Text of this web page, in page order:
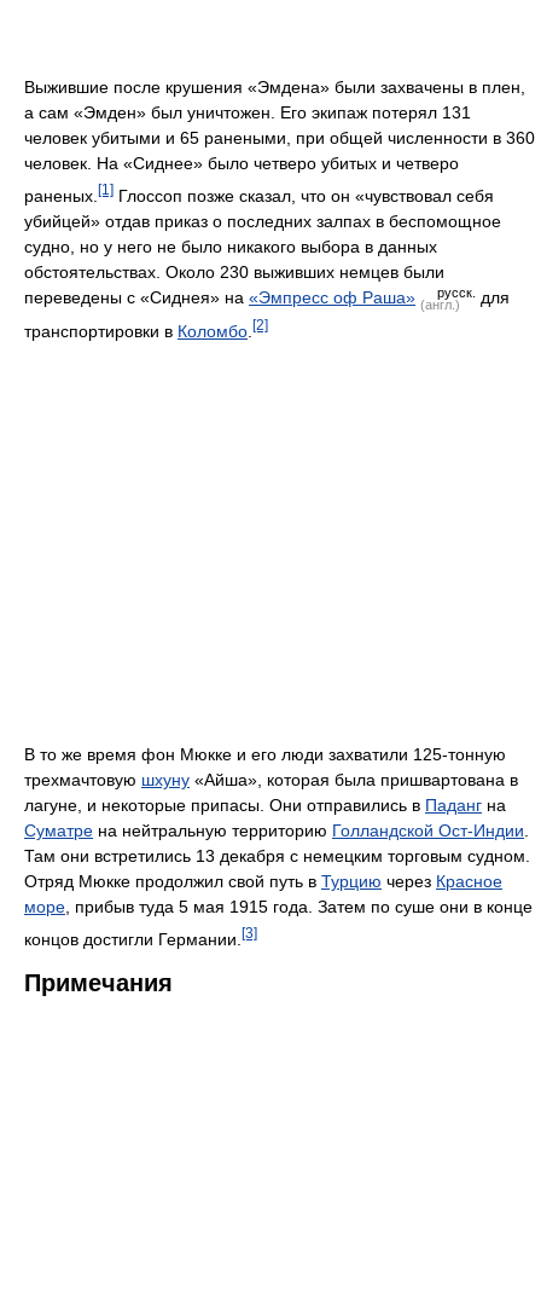
Выжившие после крушения «Эмдена» были захвачены в плен,
а сам «Эмден» был уничтожен. Его экипаж потерял 131
человек убитыми и 65 ранеными, при общей численности в 360
человек. На «Сиднее» было четверо убитых и четверо
раненых. [1] Глоссоп позже сказал, что он «чувствовал себя
убийцей» отдав приказ о последних залпах в беспомощное
судно, но у него не было никакого выбора в данных
обстоятельствах. Около 230 выживших немцев были
переведены с «Сиднея» на «Эмпресс оф Раша» (англ.)
русск.
для
транспортировки в Коломбо [2]
В то же время фон Мюкке и его люди захватили 125-тонную
трехмачтовую шхуну «Айша», которая была пришвартована в
лагуне, и некоторые припасы. Они отправились в Паданг на
Суматре на нейтральную территорию Голландской Ост-Индии.
Там они встретились 13 декабря с немецким торговым судном.
Отряд Мюкке продолжил свой путь в Турцию через Красное
море, прибыв туда 5 мая 1915 года. Затем по суше они в конце
концов достигли Германии. [3]
Примечания